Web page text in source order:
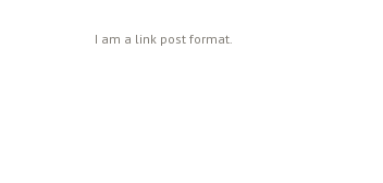
I am a link post format.